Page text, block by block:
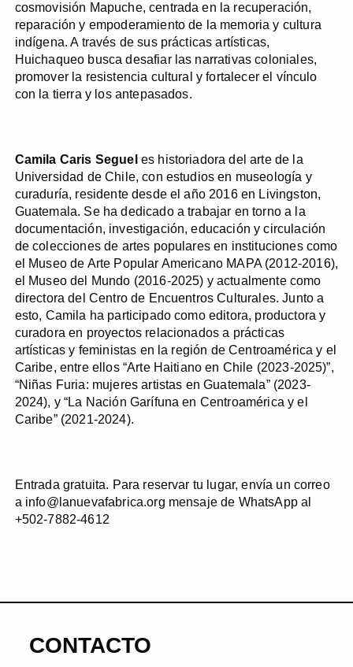
cosmovisión Mapuche, centrada en la recuperación,
reparación y empoderamiento de la memoria y cultura
indígena. A través de sus prácticas artísticas,
Huichaqueo busca desafiar las narrativas coloniales,
promover la resistencia cultural y fortalecer el vínculo
con la tierra y los antepasados.
Camila Caris Seguel es historiadora del arte de la
Universidad de Chile, con estudios en museología y
curaduría, residente desde el año 2016 en Livingston,
Guatemala. Se ha dedicado a trabajar en torno a la
documentación, investigación, educación y circulación
de colecciones de artes populares en instituciones como
el Museo de Arte Popular Americano MAPA (2012-2016),
el Museo del Mundo (2016-2025) y actualmente como
directora del Centro de Encuentros Culturales. Junto a
esto, Camila ha participado como editora, productora y
curadora en proyectos relacionados a prácticas
artísticas y feministas en la región de Centroamérica y el
Caribe, entre ellos “Arte Haitiano en Chile (2023-2025)”,
“Niñas Furia: mujeres artistas en Guatemala” (2023-
2024), y “La Nación Garífuna en Centroamérica y el
Caribe” (2021-2024).
Entrada gratuita. Para reservar tu lugar, envía un correo
a info@lanuevafabrica.org mensaje de WhatsApp al
+502-7882-4612
CONTACTO